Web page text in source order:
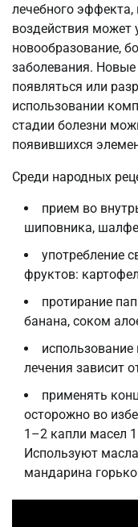
лечебного
воздействия может
новообразование,
заболевания.
появляться или
использовании
стадии болезни
появившихся
Среди народных
прием во
шиповника,
употребление
фруктов:
протирание
банана, соком
лечения зависит
применять
осторожно во
1–2 капли масел
Используют
мандарина